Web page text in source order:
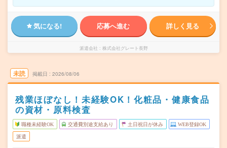
気になる! 応募へ進む 詳しく見る
派遣会社 株式会社グレート長野
未読 掲載日 2026/08/06
残業ほぼなし！未経験OK！化粧品・健康食品
の資材・原料検査
職種未経験OK 交通費別途支給あり 土日祝日が休み WEB登録OK
派遣